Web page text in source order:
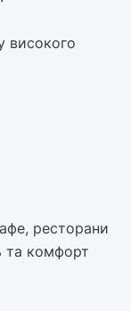
високого
ресторани
та комфорт